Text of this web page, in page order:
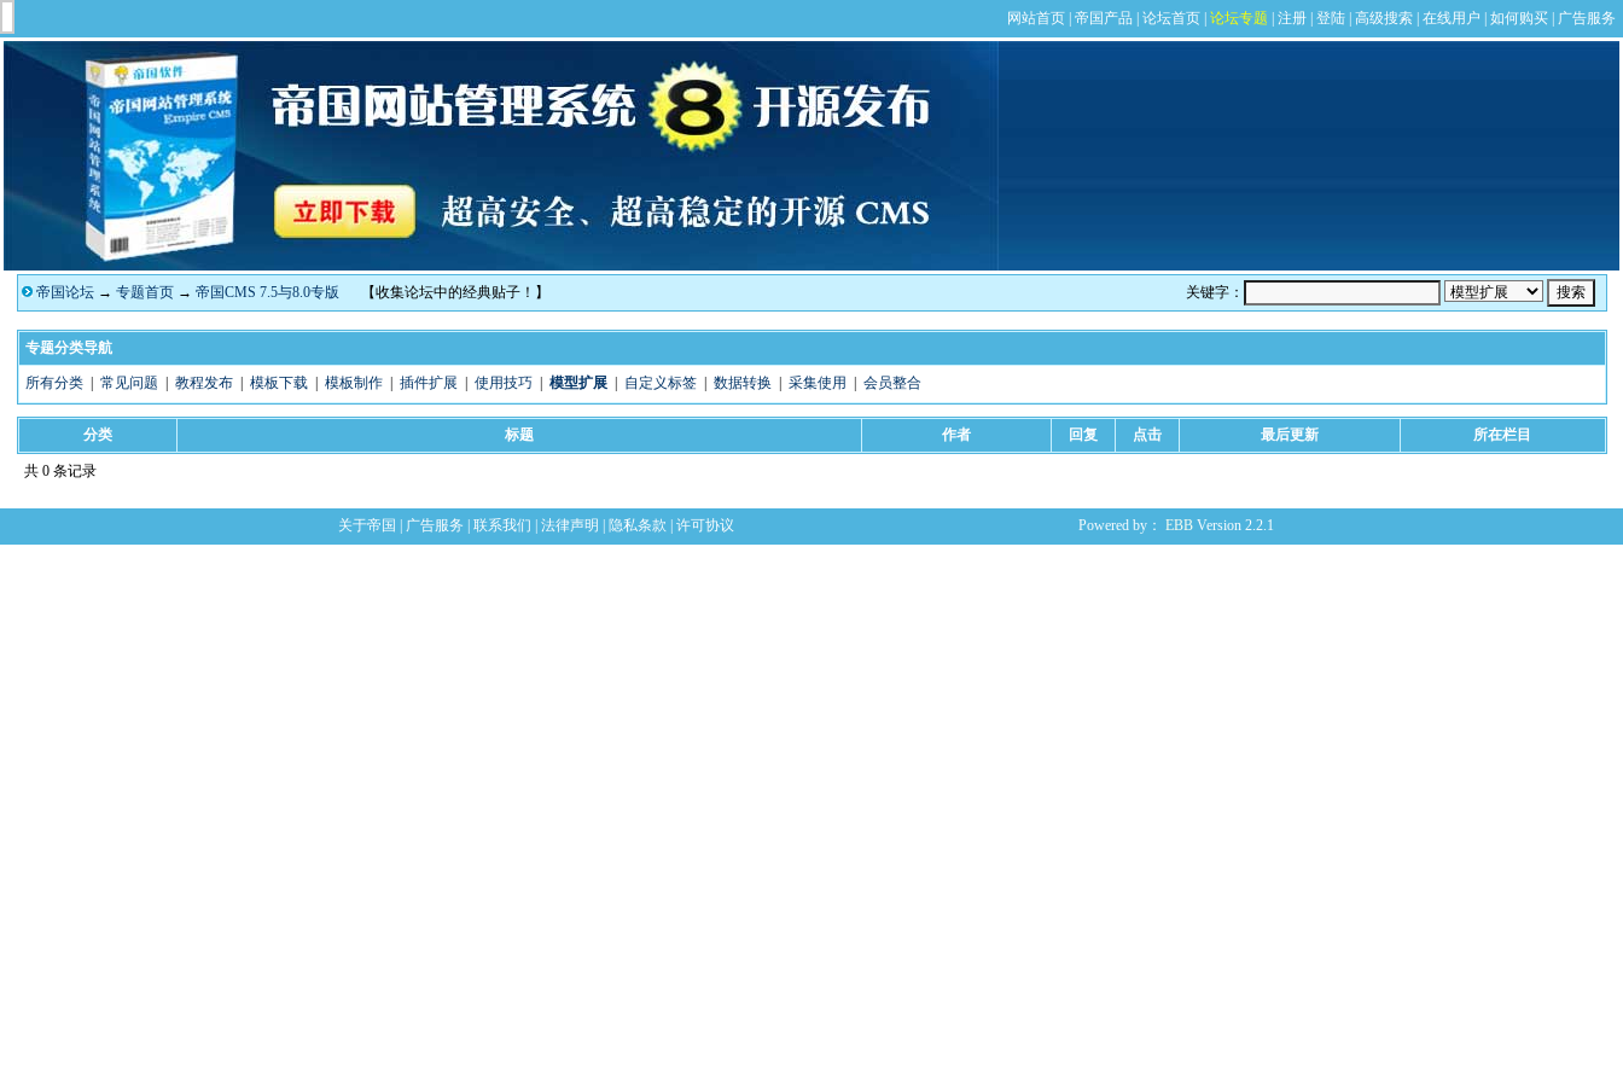
帝国论坛→ 专题首页→ 帝国CMS 7.5与8.0专版 【收集论坛中的经典贴子！】 关键字：
专题分类导航
所有分类| 常见问题 教程发布| 模板下载| 模板制作| 插件扩展 使用技巧| 模型扩展| 自定义标签| 数据转换 采集使用 会员整合
分类 标题 作者 回复 点击 最后更新 所在栏目
共 0 条记录
关于帝国 广告服务 联系我们 法律声明 隐私条款 许可协议 Powered by： EBB Version 2.2.1